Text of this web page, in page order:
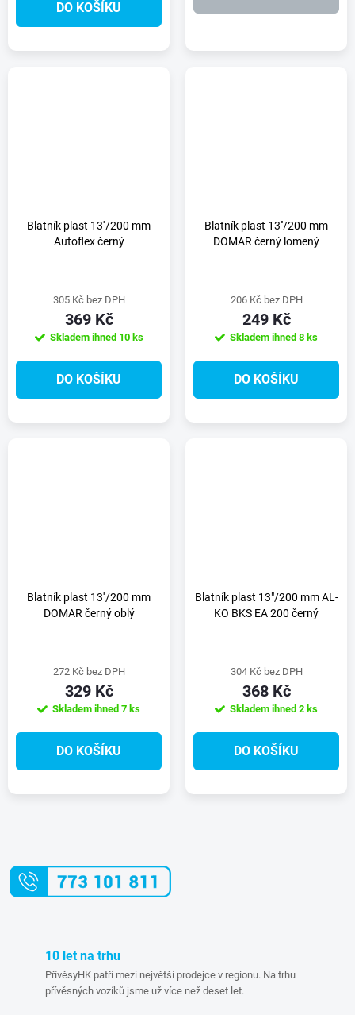
DO KOŠÍKU
Blatník plast 13''/200 mm
Autoflex černý
305 Kč bez DPH
369 Kč
Skladem ihned 10 ks
DO KOŠÍKU
Blatník plast 13''/200 mm
DOMAR černý lomený
206 Kč bez DPH
249 Kč
Skladem ihned 8 ks
DO KOŠÍKU
Blatník plast 13''/200 mm
DOMAR černý oblý
272 Kč bez DPH
329 Kč
Skladem ihned 7 ks
DO KOŠÍKU
Blatník plast 13"/200 mm AL-
KO BKS EA 200 černý
304 Kč bez DPH
368 Kč
Skladem ihned 2 ks
DO KOŠÍKU
v
10 let na trhu
PřívěsyHK patří mezi největší prodejce v regionu. Na trhu
přívěsných vozíků jsme už více než deset let.